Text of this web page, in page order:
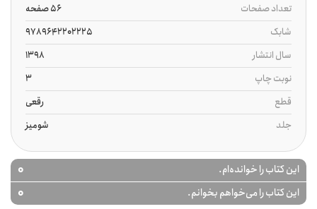
تعداد صفحات
56 صفحه
شابک
9789642202225
سال انتشار
1398
نوبت چاپ
3
قطع
رقعی
جلد
شومیز
این کتاب را خوانده‌ام. 0
این کتاب را می‌خواهم بخوانم.
0